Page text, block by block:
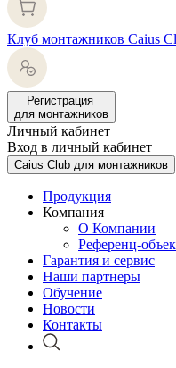
Клуб монтажников Caius
Регистрация
для монтажников
Личный кабинет
Вход в личный кабинет
Caius Club для монтажников
Продукция
Компания
О Компании
Референц-
Гарантия и сервис
Наши партнеры
Обучение
Новости
Контакты